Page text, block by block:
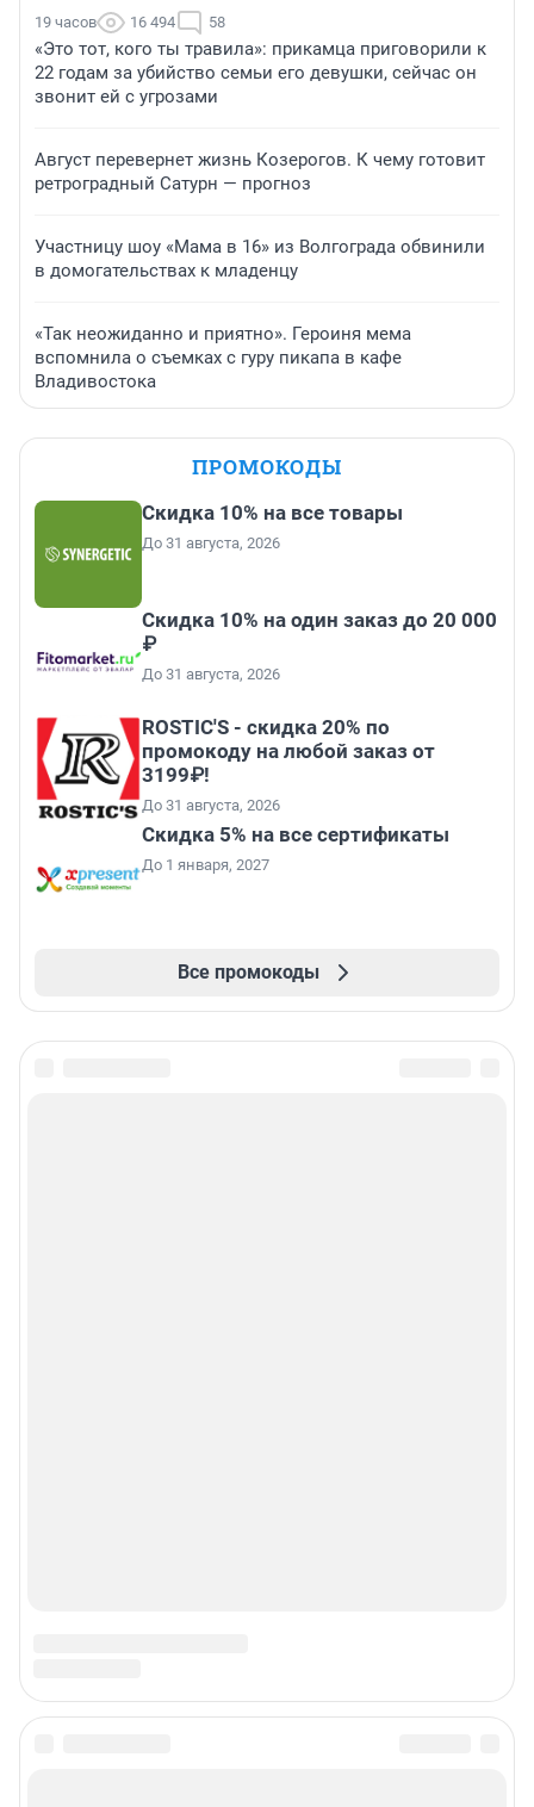
19 часов 16 494 58
«Это тот, кого ты травила»: прикамца приговорили к
22 годам за убийство семьи его девушки, сейчас он
звонит ей с угрозами
Август перевернет жизнь Козерогов. К чему готовит
ретроградный Сатурн — прогноз
Участницу шоу «Мама в 16» из Волгограда обвинили
в домогательствах к младенцу
«Так неожиданно и приятно». Героиня мема
вспомнила о съемках с гуру пикапа в кафе
Владивостока
ПРОМОКОДЫ
Скидка 10% на все товары
До 31 августа, 2026
Скидка 10% на один заказ до 20 000
₽
До 31 августа, 2026
ROSTIC'S - скидка 20% по
промокоду на любой заказ от
3199₽!
До 31 августа, 2026
Скидка 5% на все сертификаты
До 1 января, 2027
Все промокоды